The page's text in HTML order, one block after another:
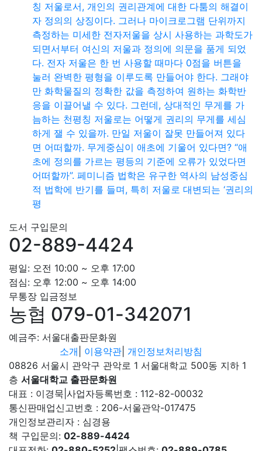
칭 저울로서, 개인의 권리관계에 대한 다툼의 해결이
자 정의의 상징이다. 그러나 마이크로그램 단위까지
측정하는 미세한 전자저울을 상시 사용하는 과학도가
되면서부터 여신의 저울과 정의에 의문을 품게 되었
다. 전자 저울은 한 번 사용할 때마다 0점을 버튼을
눌러 완벽한 평형을 이루도록 만들어야 한다. 그래야
만 화학물질의 정확한 값을 측정하여 원하는 화학반
응을 이끌어낼 수 있다. 그런데, 상대적인 무게를 가
늠하는 천평칭 저울로는 어떻게 권리의 무게를 세심
하게 잴 수 있을까. 만일 저울이 잘못 만들어져 있다
면 어떠할까. 무게중심이 애초에 기울어 있다면? “애
초에 정의를 가르는 평등의 기준에 오류가 있었다면
어떠할까”. 페미니즘 법학은 유구한 역사의 남성중심
적 법학에 반기를 들며, 특히 저울로 대변되는 ‘권리의
평
도서 구입문의
02-889-4424
평일: 오전 10:00 ~ 오후 17:00
점심: 오후 12:00 ~ 오후 14:00
무통장 입금정보
농협 079-01-342071
예금주: 서울대출판문화원
소개
이용약관 개인정보처리방침
08826 서울시 관악구 관악로 1 서울대학교 500동 지하 1
층 서울대학교 출판문화원
대표 : 이경묵 사업자등록번호 : 112-82-00032
통신판매업신고번호 : 206-서울관악-017475
개인정보관리자 : 심경용
책 구입문의: 02-889-4424